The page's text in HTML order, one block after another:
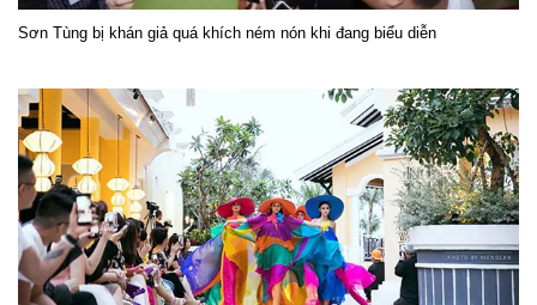
Sơn Tùng bị khán giả quá khích ném nón khi đang biểu diễn